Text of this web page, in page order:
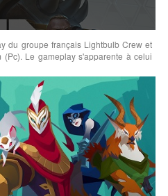
du groupe français Lightbulb Crew et
Le gameplay s'apparente à celui